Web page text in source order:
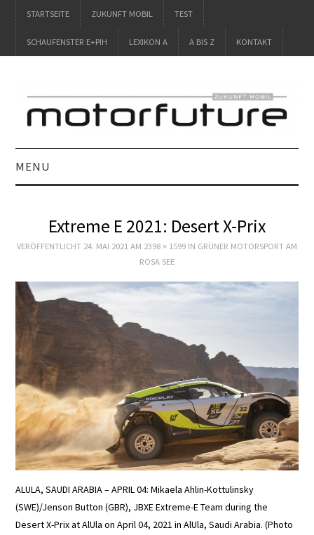
STARTSEITE ZUKUNFT MOBIL TEST
SCHAUFENSTER E+PIH LEXIKON A A BIS Z KONTAKT
MENU
ZUKUNFT MOBIL
SCHAUFENSTER
E+PIH
LEXIKON A
A BIS Z
KONTAKT
Extreme E 2021: Desert X-Prix
VERÖFFENTLICHT 24. MAI 2021 AM 2398 × 1599 IN GRÜNER MOTORSPORT AM
ROSA SEE
ALULA, SAUDI ARABIA – APRIL 04: Mikaela Ahlin-Kottulinsky
(SWE)/Jenson Button (GBR), JBXE Extreme-E Team during the
Desert X-Prix at AlUla on April 04, 2021 in AlUla, Saudi Arabia. (Photo